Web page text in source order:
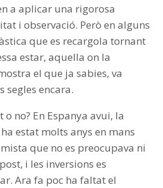
a aplicar una rigorosa
i observació. Però en alguns
que es recargola tornant
estar, aquella on la
el que ja sabies, va
segles encara.
o no? En Espanya avui, la
estat molts anys en mans
que no es preocupava ni
i les inversions es
Ara fa poc ha faltat el